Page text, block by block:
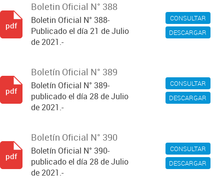
CONSULTAR
DESCARGAR
Boletin Oficial N° 388
Boletin Oficial N° 388-
Publicado el día 21 de Julio
de 2021.-
pdf
CONSULTAR
DESCARGAR
Boletín Oficial N° 389
Boletín Oficial N° 389-
publicado el día 28 de Julio
de 2021.-
pdf
CONSULTAR
DESCARGAR
Boletín Oficial N° 390
Boletín Oficial N° 390-
publicado el día 28 de Julio
de 2021.-
pdf